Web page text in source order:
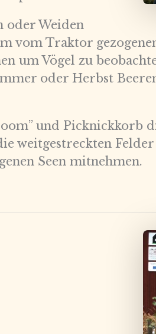
oder Weiden
vom Traktor
um Vögel zu
oder Herbst
und Picknickkorb
weitgestreckten
Seen mitnehmen.